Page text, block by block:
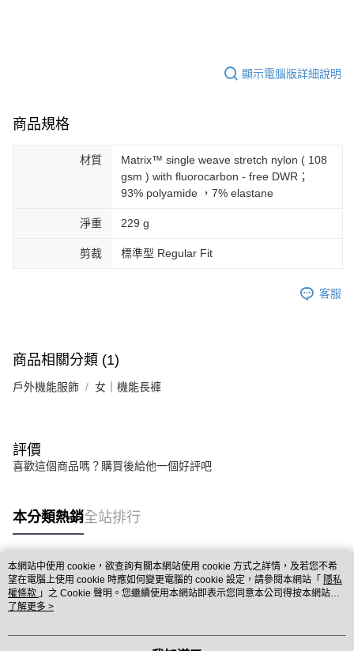
顯示電腦版詳細說明
商品規格
材質
Matrix™ single weave stretch nylon ( 108
gsm ) with fluorocarbon - free DWR；
93% polyamide ，7% elastane
淨重 229 g
剪裁 標準型 Regular Fit
客服
商品相關分類 (1)
戶外機能服飾 女｜機能長褲
評價
喜歡這個商品嗎？購買後給他一個好評吧
本分類熱銷全站排行
熱門標籤
本網站中使用 cookie，欲查詢有關本網站使用 cookie 方式之詳情，及若您不希
望在電腦上使用 cookie 時應如何變更電腦的 cookie 設定，請參閱本網站「 隱私
權條款 」之 Cookie 聲明。您繼續使用本網站即表示您同意本公司得按本網站使
用條款之 Cookie 聲明使用 cookie。
了解更多 >